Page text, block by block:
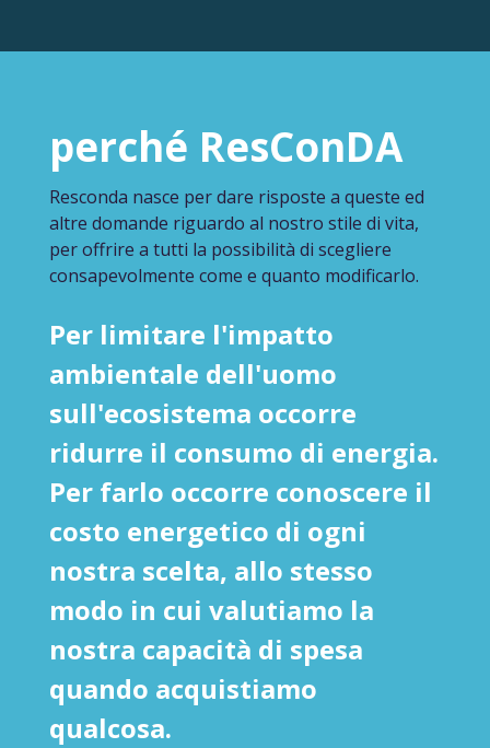
perché ResConDA
Resconda nasce per dare risposte a queste ed
altre domande riguardo al nostro stile di vita,
per offrire a tutti la possibilità di scegliere
consapevolmente come e quanto modificarlo.
Per limitare l'impatto
ambientale dell'uomo
sull'ecosistema occorre
ridurre il consumo di energia.
Per farlo occorre conoscere il
costo energetico di ogni
nostra scelta, allo stesso
modo in cui valutiamo la
nostra capacità di spesa
quando acquistiamo
qualcosa.